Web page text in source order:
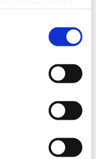
schwanger werden?
Behandlung?